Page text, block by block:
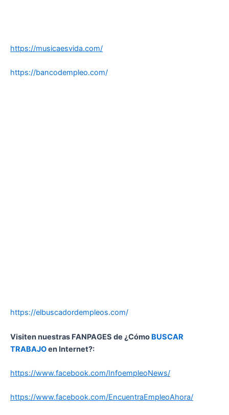
https://musicaesvida.com/
https://bancodempleo.com/
https://elbuscadordempleos.com/
Visiten nuestras FANPAGES de ¿Cómo BUSCAR
TRABAJOen Internet?:
https://www.facebook.com/InfoempleoNews/
https://www.facebook.com/EncuentraEmpleoAhora/